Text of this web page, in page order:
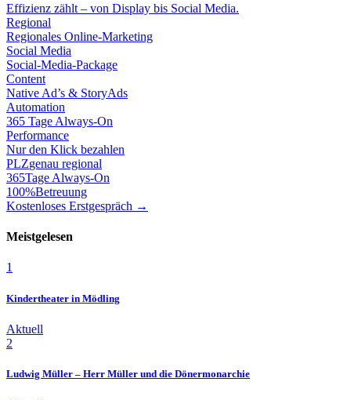
Effizienz zählt – von Display bis Social Media.
Regional
Regionales Online-Marketing
Social Media
Social-Media-Package
Content
Native Ad’s & StoryAds
Automation
365 Tage Always-On
Performance
Nur den Klick bezahlen
PLZgenau regional
365Tage Always-On
100%Betreuung
Kostenloses Erstgespräch →
Meistgelesen
1
Kindertheater in Mödling
Aktuell
2
Ludwig Müller – Herr Müller und die Dönermonarchie